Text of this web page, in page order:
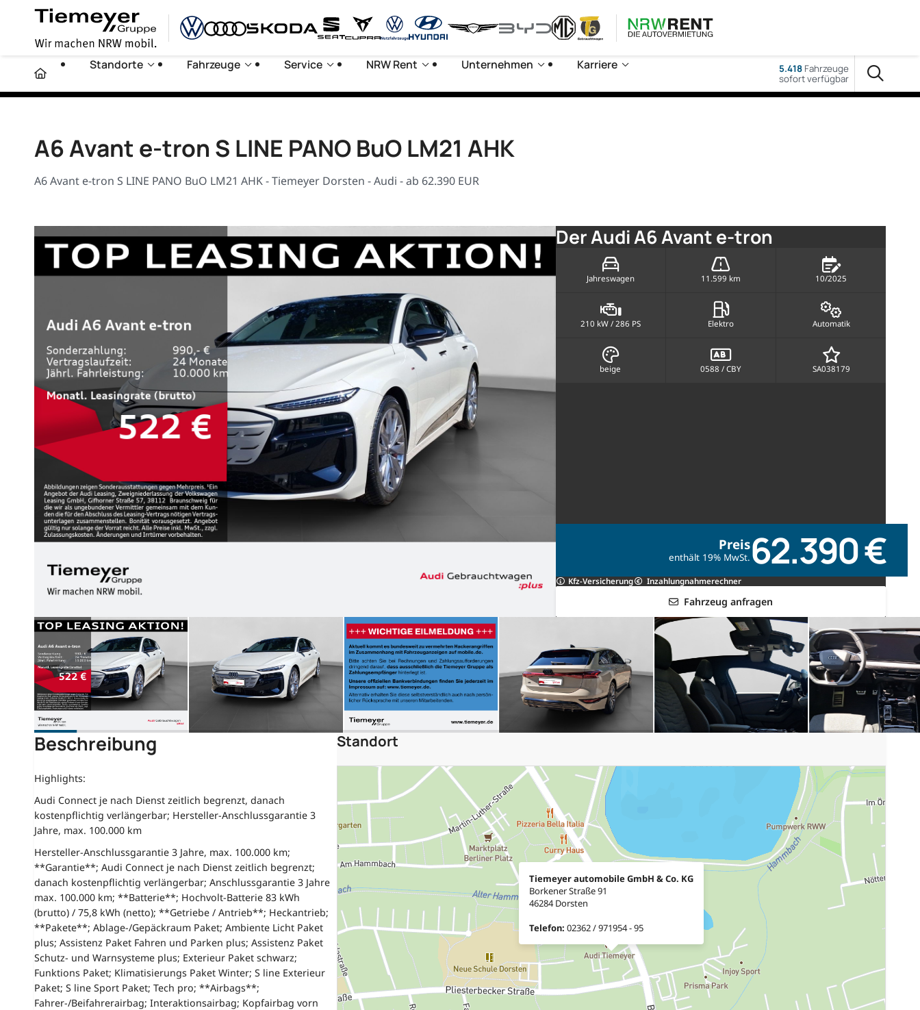
Standorte Fahrzeuge Service NRW Rent Unternehmen Karriere 5.418Fahrzeuge
sofort verfügbar
A6 Avant e-tron S LINE PANO BuO LM21 AHK
A6 Avant e-tron S LINE PANO BuO LM21 AHK - Tiemeyer Dorsten - Audi - ab 62.390 EUR
Der Audi A6 Avant e-tron
Jahreswagen 11.599 km 10/2025
210 kW / 286 PS Elektro Automatik
beige 0588 / CBY SA038179
Preis
enthält 19% MwSt.62.390 €
Kfz-Versicherung Inzahlungnahmerechner
Fahrzeug anfragen
Beschreibung
Highlights:
Audi Connect je nach Dienst zeitlich begrenzt, danach
kostenpflichtig verlängerbar; Hersteller-Anschlussgarantie 3
Jahre, max. 100.000 km
Hersteller-Anschlussgarantie 3 Jahre, max. 100.000 km;
**Garantie**; Audi Connect je nach Dienst zeitlich begrenzt;
danach kostenpflichtig verlängerbar; Anschlussgarantie 3 Jahre
max. 100.000 km; **Batterie**; Hochvolt-Batterie 83 kWh
(brutto) / 75,8 kWh (netto); **Getriebe / Antrieb**; Heckantrieb;
**Pakete**; Ablage-/Gepäckraum Paket; Ambiente Licht Paket
plus; Assistenz Paket Fahren und Parken plus; Assistenz Paket
Schutz- und Warnsysteme plus; Exterieur Paket schwarz;
Funktions Paket; Klimatisierungs Paket Winter; S line Exterieur
Paket; S line Sport Paket; Tech pro; **Airbags**;
Fahrer-/Beifahrerairbag; Interaktionsairbag; Kopfairbag vorn
Standort
Tiemeyer automobile GmbH & Co. KG
Borkener Straße 91
46284 Dorsten
Telefon: 02362 / 971954 - 95